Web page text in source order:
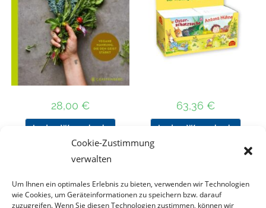
Cookie-Zustimmung
verwalten
Um Ihnen ein optimales Erlebnis zu bieten, verwenden wir Technologien
wie Cookies, um Geräteinformationen zu speichern bzw. darauf
zuzugreifen. Wenn Sie diesen Technologien zustimmen, können wir
28,00 €
In den Warenkorb
63,36 €
In den Warenkorb
Nach Preis filtern